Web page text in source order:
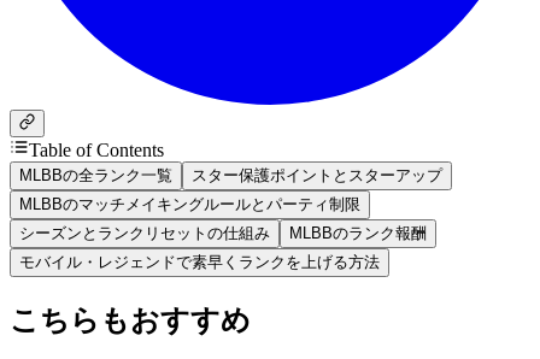
Table of Contents
MLBBの全ランク一覧
スター保護ポイントとスターアップ
MLBBのマッチメイキングルールとパーティ制限
シーズンとランクリセットの仕組み
MLBBのランク報酬
モバイル・レジェンドで素早くランクを上げる方法
こちらもおすすめ